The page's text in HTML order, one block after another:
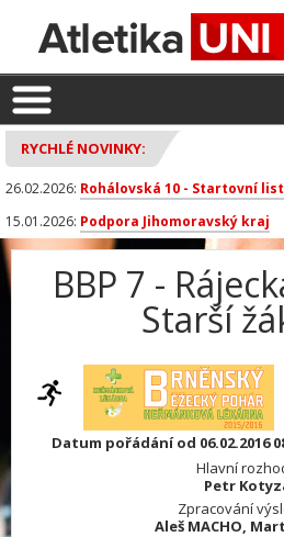
RYCHLÉ NOVINKY:
26.02.2026: Rohálovská 10 - Startovní
15.01.2026: Podpora Jihomoravský kraj
BBP 7 -
Starší
Datum pořádání od 06.02.2016
Hlavní
Petr
Zpracování
Aleš MACHO,